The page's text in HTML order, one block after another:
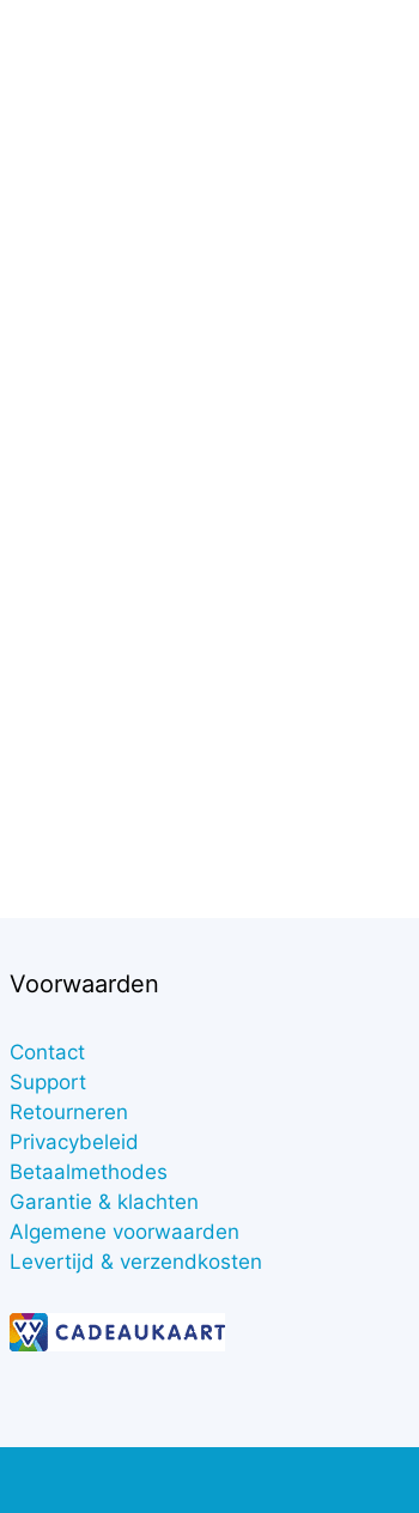
Voorwaarden
Contact
Support
Retourneren
Privacybeleid
Betaalmethodes
Garantie & klachten
Algemene voorwaarden
Levertijd & verzendkosten